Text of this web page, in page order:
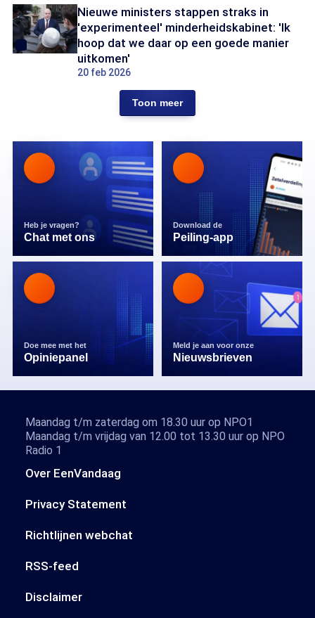
Nieuwe ministers stappen straks in
'experimenteel' minderheidskabinet: 'Ik
hoop dat we daar op een goede manier
uitkomen'
20 feb 2026
Toon meer
Heb je vragen?
Chat met ons
Download de
Peiling-app
Doe mee met het
Opiniepanel
Meld je aan voor onze
Nieuwsbrieven
Over EenVandaag
Privacy Statement
Richtlijnen webchat
RSS-feed
Disclaimer
Maandag t/m zaterdag om 18.30 uur op NPO1
Maandag t/m vrijdag van 12.00 tot 13.30 uur op NPO
Radio 1